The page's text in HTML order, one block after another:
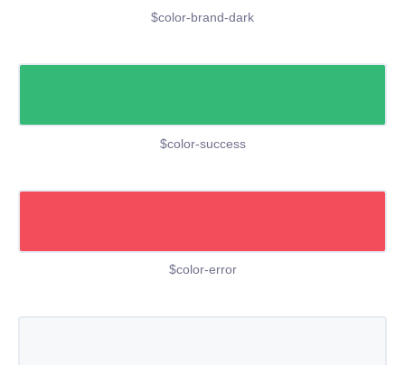
$color-brand-dark
$color-success
$color-error